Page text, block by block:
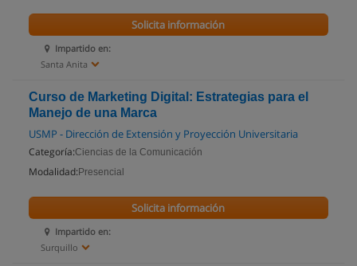
Impartido en:
Santa Anita
Solicita información
Curso de Marketing Digital: Estrategias para el
Manejo de una Marca
USMP - Dirección de Extensión y Proyección Universitaria
Categoría:Ciencias de la Comunicación
Modalidad: Presencial
Impartido en:
Surquillo
Solicita información